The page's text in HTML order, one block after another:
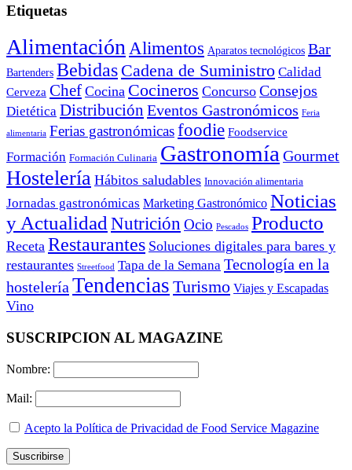
Etiquetas
Alimentación Alimentos Aparatos tecnológicos Bar
Bartenders Bebidas Cadena de Suministro Calidad
Cerveza Chef Cocina Cocineros Concurso Consejos
Dietética Distribución Eventos Gastronómicos Feria
alimentaria Ferias gastronómicasfoodie Foodservice
Formación Formación Culinaria Gastronomía Gourmet
Hostelería Hábitos saludables Innovación alimentaria
Jornadas gastronómicas Marketing Gastronómico Noticias
y Actualidad Nutrición Ocio Pescados Producto
Receta Restaurantes Soluciones digitales para bares y
restaurantes Streetfood Tapa de la Semana Tecnología en la
hostelería Tendencias Turismo Viajes y Escapadas
Vino
SUSCRIPCION AL MAGAZINE
Nombre:
Mail:
Acepto la Política de Privacidad de Food Service Magazine